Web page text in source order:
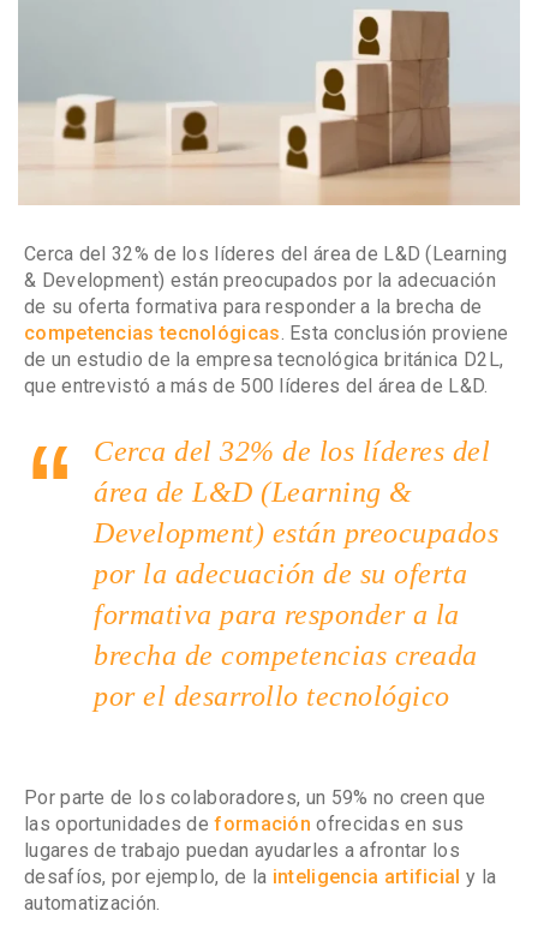
Cerca del 32% de los líderes del área de L&D (Learning
& Development) están preocupados por la adecuación
de su oferta formativa para responder a la brecha de
competencias tecnológicas. Esta conclusión proviene
de un estudio de la empresa tecnológica británica D2L,
que entrevistó a más de 500 líderes del área de L&D.
Cerca del 32% de los líderes del
área de L&D (Learning &
Development) están preocupados
por la adecuación de su oferta
formativa para responder a la
brecha de competencias creada
por el desarrollo tecnológico
Por parte de los colaboradores, un 59% no creen que
las oportunidades deformación ofrecidas en sus
lugares de trabajo puedan ayudarles a afrontar los
desafíos, por ejemplo, de la inteligencia artificial y la
automatización.